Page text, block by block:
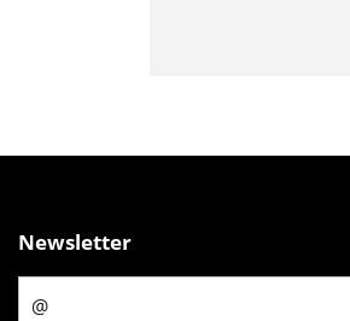
Newsletter